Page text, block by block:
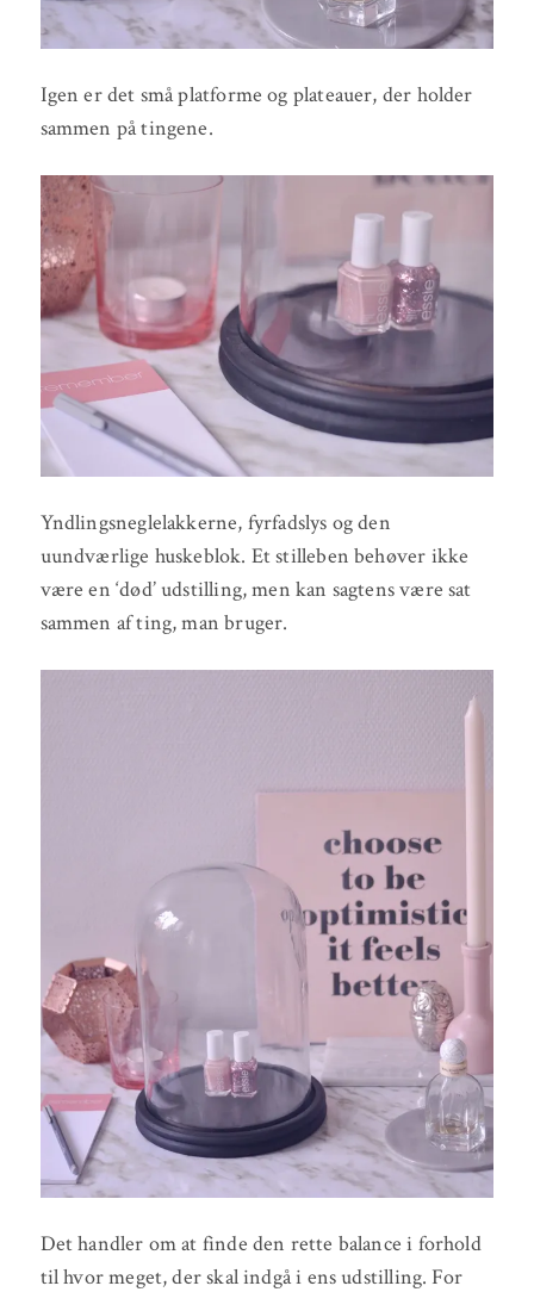
Igen er det små platforme og plateauer, der holder
sammen på tingene.
Yndlingsneglelakkerne, fyrfadslys og den
uundværlige huskeblok. Et stilleben behøver ikke
være en ‘død’ udstilling, men kan sagtens være sat
sammen af ting, man bruger.
Det handler om at finde den rette balance i forhold
til hvor meget, der skal indgå i ens udstilling. For